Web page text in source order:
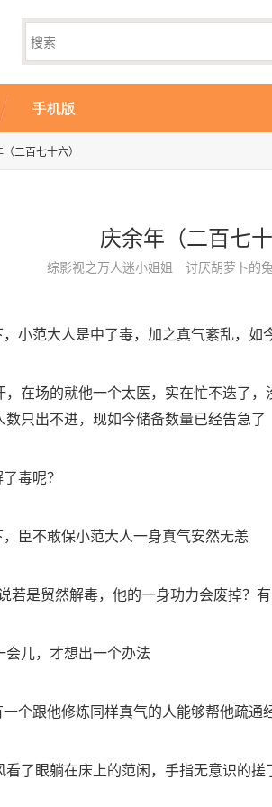
手机版
二百七十六）
庆余年（二百七十
综影视之万人迷小姐姐 讨厌胡萝卜的
小范大人是中了毒，加之真气紊乱，如
，在场的就他一个太医，实在忙不迭了
数只出不进，现如今储备数量已经告急了
毒呢？
臣不敢保小范大人一身真气安然无恙
若是贸然解毒，他的一身功力会废掉？
会儿，才想出一个办法
个跟他修炼同样真气的人能够帮他疏通
看了眼躺在床上的范闲，手指无意识的搓